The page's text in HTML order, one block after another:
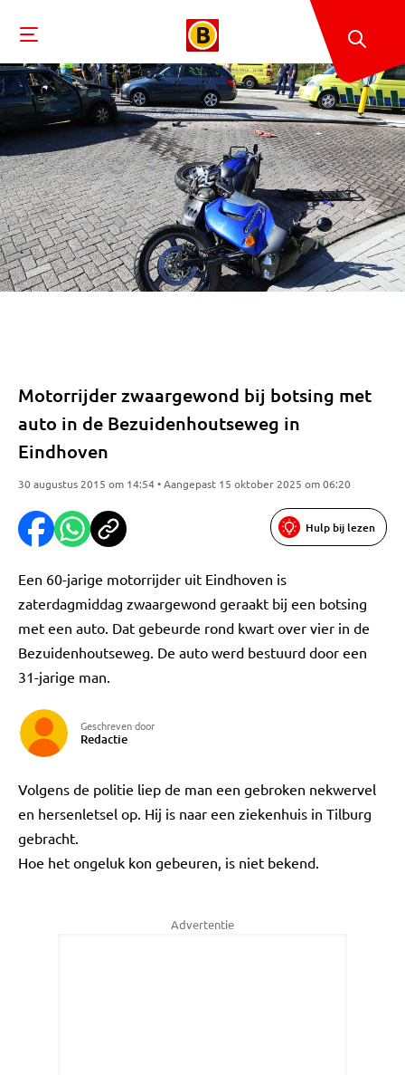
Motorrijder zwaargewond bij botsing met
auto in de Bezuidenhoutseweg in
Eindhoven
30 augustus 2015 om 14:54 • Aangepast 15 oktober 2025 om 06:20
Hulp bij lezen
Een 60-jarige motorrijder uit Eindhoven is
zaterdagmiddag zwaargewond geraakt bij een botsing
met een auto. Dat gebeurde rond kwart over vier in de
Bezuidenhoutseweg. De auto werd bestuurd door een
31-jarige man.
Geschreven door
Redactie
Volgens de politie liep de man een gebroken nekwervel
en hersenletsel op. Hij is naar een ziekenhuis in Tilburg
gebracht.
Hoe het ongeluk kon gebeuren, is niet bekend.
Advertentie